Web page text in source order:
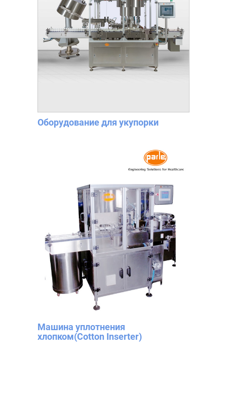
Оборудование для укупорки
Машина уплотнения
хлопком(Cotton Inserter)